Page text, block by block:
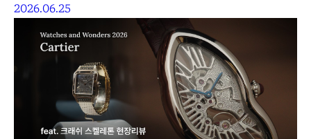
2026.06.25